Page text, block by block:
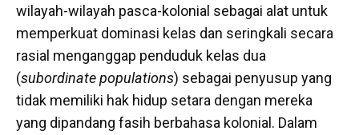
wilayah-wilayah pasca-kolonial sebagai alat untuk
memperkuat dominasi kelas dan seringkali secara
rasial menganggap penduduk kelas dua
(subordinate populations) sebagai penyusup yang
tidak memiliki hak hidup setara dengan mereka
yang dipandang fasih berbahasa kolonial. Dalam